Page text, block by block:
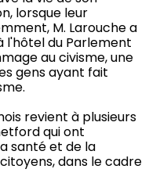
lorsque leur
M. Larouche a
l'hôtel du Parlement
au civisme, une
gens ayant fait
revient à plusieurs
qui ont
santé et de la
dans le cadre